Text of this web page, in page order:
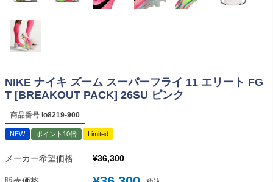
NIKE ナイキ ズーム スーパーフライ 11 エリート FG
T [BREAKOUT PACK] 26SU ピンク
商品番号 io8219-900
NEW ポイント10倍 Limited
メーカー希望価格 ¥36,300